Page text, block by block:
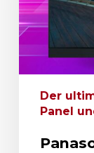
Der
Panel